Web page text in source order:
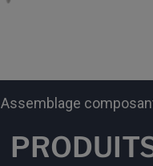
Assemblage